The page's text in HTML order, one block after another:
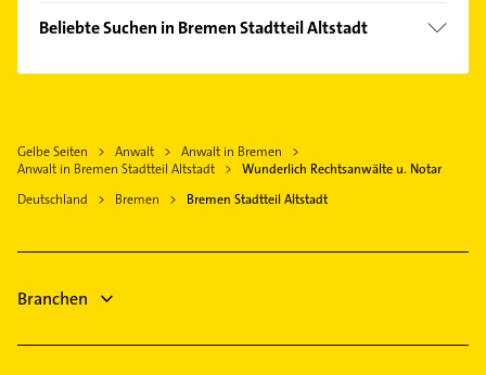
Barkhof
Blumenthal
Burgdamm
Fähr-Lobbendorf
Findorff-Bürgerweide
Gete
Grohn
Weyhe bei Bremen
Lemwerder
Osterholz-Scharmbeck
Achim bei Bremen
Heizung & Sanitär
Heizungsbauer
Bestatter
Kanalreinigung
Hausarzt
Allgemeinarzt
Beliebte Suchen in Bremen Stadtteil Altstadt
Putzfrau
Logopädie
Immobilienmakler
Zahnarzt
Gelbe Seiten Anwalt
Anwalt in Bremen
Anwalt in Bremen Stadtteil Altstadt
Wunderlich Rechtsanwälte u. Notar
Deutschland
Bremen Bremen Stadtteil Altstadt
Branchen